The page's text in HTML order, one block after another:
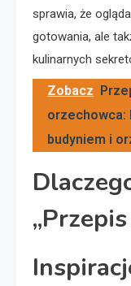
sprawia, że
gotowania, ale
kulinarnych
Zobacz
orzechowca:
budyniem i